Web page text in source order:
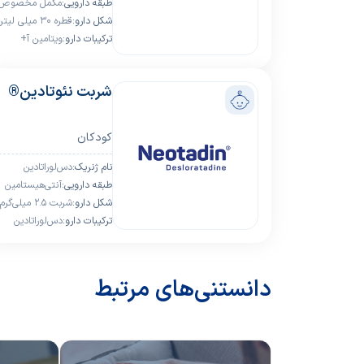
ﻃﺒﻘﻪ داروﯾﯽ:مکمل
نوزادان
ﺷﮑﻞ دارو:
قطره 30 میلی لیتر
خوراکی با طعمﺗﺮﮐﯿﺒﺎت دارو:ویتامین آ+
شربت نئوتادین®
کودکان
ﻧﺎم ژﻧﺮﯾﮏ:دس‌لوراتادین
ﻃﺒﻘﻪ داروﯾﯽ:آنتی‌هیستامین
کودکان
ﺷﮑﻞ دارو:
شربت ۲.۵ میلی‌گرم
در ۵ سی‌سی برای ﺗﺮﮐﯿﺒﺎت دارو:دس‌لوراتادین
دانستنی‌های مرتبط